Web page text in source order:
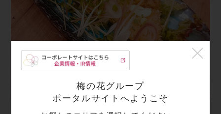
梅の花グループ
ポータルサイトへようこそ